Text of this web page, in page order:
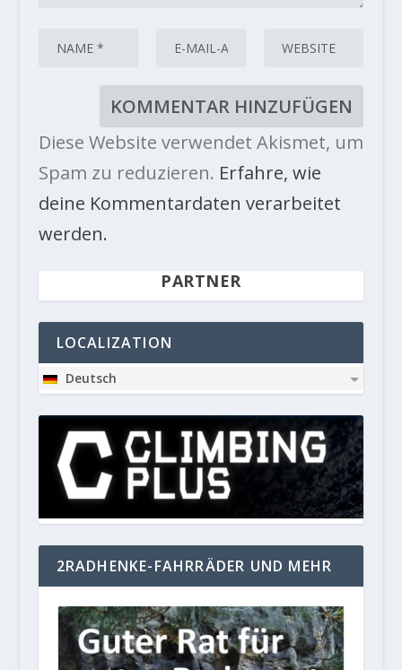
Diese Website verwendet Akismet, um
Spam zu reduzieren. Erfahre, wie
deine Kommentardaten verarbeitet
werden.
PARTNER
LOCALIZATION
Deutsch
2RADHENKE-FAHRRÄDER UND MEHR